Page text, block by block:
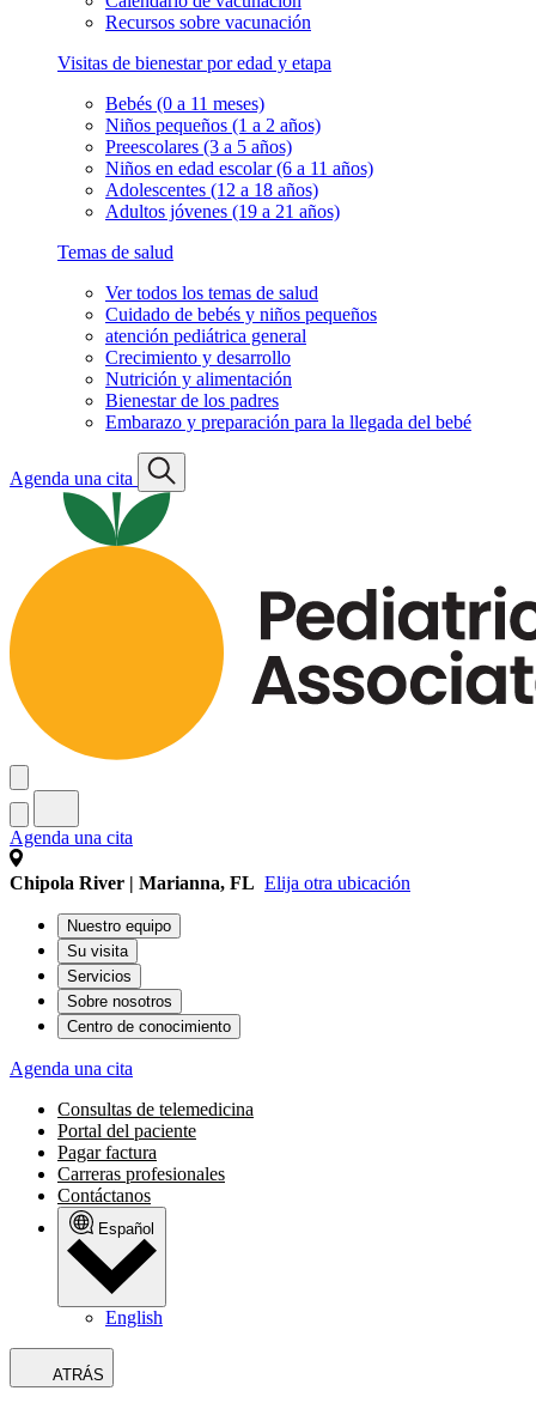
Recursos sobre vacunación
Visitas de bienestar por edad y etapa
Bebés (0 a 11 meses)
Niños pequeños (1 a 2 años)
Preescolares (3 a 5 años)
Niños en edad escolar (6 a 11 años)
Adolescentes (12 a 18 años)
Adultos jóvenes (19 a 21 años)
Temas de salud
Ver todos los temas de salud
Cuidado de bebés y niños pequeños
atención pediátrica general
Crecimiento y desarrollo
Nutrición y alimentación
Bienestar de los padres
Embarazo y preparación para la llegada del bebé
Agenda una cita
Agenda una cita
Chipola River | Marianna, FL Elija otra ubicación
Nuestro equipo
Su visita
Servicios
Sobre nosotros
Centro de conocimiento
Agenda una cita
Consultas de telemedicina
Portal del paciente
Pagar factura
Carreras profesionales
Contáctanos
Español
English
ATRÁS